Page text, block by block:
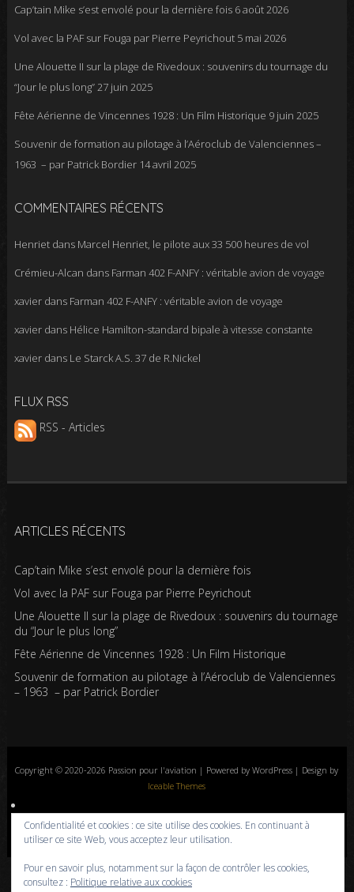
Cap’tain Mike s’est envolé pour la dernière fois 6 août 2026
Vol avec la PAF sur Fouga par Pierre Peyrichout 5 mai 2026
Une Alouette II sur la plage de Rivedoux : souvenirs du tournage du
“Jour le plus long”27 juin 2025
Fête Aérienne de Vincennes 1928 : Un Film Historique 9 juin 2025
Souvenir de formation au pilotage à l’Aéroclub de Valenciennes –
1963 – par Patrick Bordier 14 avril 2025
COMMENTAIRES RÉCENTS
Henrietdans Marcel Henriet, le pilote aux 33 500 heures de vol
Crémieu-Alcan dans Farman 402 F-ANFY : véritable avion de voyage
xavierdans Farman 402 F-ANFY : véritable avion de voyage
xavierdans Hélice Hamilton-standard bipale à vitesse constante
xavierdans Le Starck A.S. 37 de R.Nickel
FLUX RSS
RSS - Articles
ARTICLES RÉCENTS
Cap’tain Mike s’est envolé pour la dernière fois
Vol avec la PAF sur Fouga par Pierre Peyrichout
Une Alouette II sur la plage de Rivedoux : souvenirs du tournage
du “Jour le plus long”
Fête Aérienne de Vincennes 1928 : Un Film Historique
Souvenir de formation au pilotage à l’Aéroclub de Valenciennes
– 1963 – par Patrick Bordier
Copyright © 2020-2026 Passion pour l'aviation | Powered by WordPress | Design by
Iceable Themes
Accueil Blog Albums photos Histoires de l’aviation
Contrôle aérien
Livres
Liens A propos Contact Politique de confidentialité
Confidentialité et cookies : ce site utilise des cookies. En continuant à
utiliser ce site Web, vous acceptez leur utilisation.
Pour en savoir plus, notamment sur la façon de contrôler les cookies,
consultez : Politique relative aux cookies